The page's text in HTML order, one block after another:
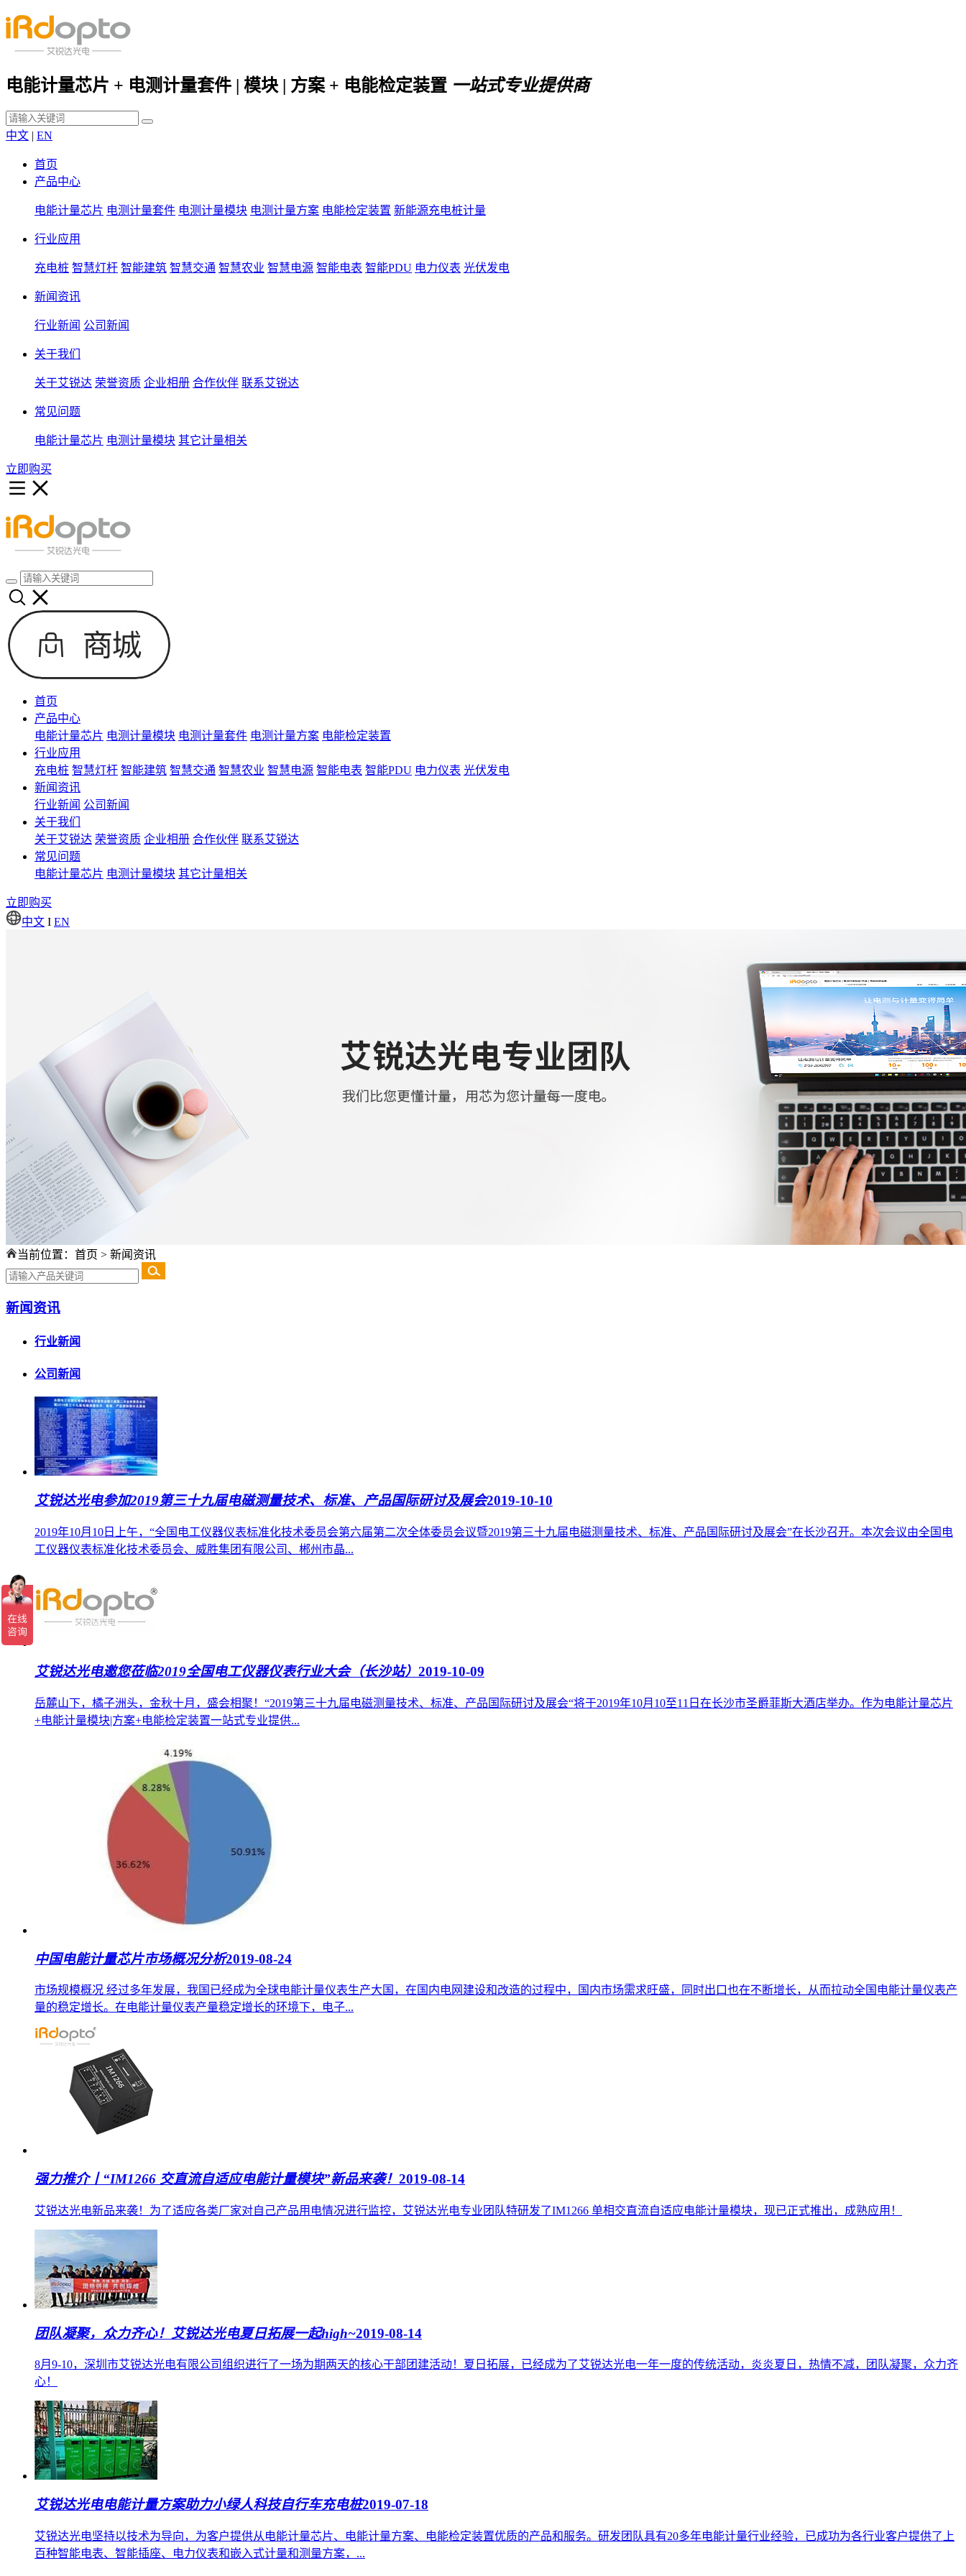
电能计量芯片 + 电测计量套件 | 模块 | 方案 + 电能检定装置 一站式专业提供商
中文 | EN
首页
产品中心
电能计量芯片 电测计量套件 电测计量模块 电测计量方案 电能检定装置 新能源充电桩计量
行业应用
充电桩 智慧灯杆 智能建筑 智慧交通 智慧农业 智慧电源 智能电表 智能PDU 电力仪表 光伏发电
新闻资讯
行业新闻 公司新闻
关于我们
关于艾锐达 荣誉资质 企业相册 合作伙伴 联系艾锐达
常见问题
电能计量芯片 电测计量模块 其它计量相关
立即购买
首页
产品中心
电能计量芯片 电测计量模块 电测计量套件 电测计量方案 电能检定装置
行业应用
充电桩 智慧灯杆 智能建筑 智慧交通 智慧农业 智慧电源 智能电表 智能PDU 电力仪表 光伏发电
新闻资讯
行业新闻 公司新闻
关于我们
关于艾锐达 荣誉资质 企业相册 合作伙伴 联系艾锐达
常见问题
电能计量芯片 电测计量模块 其它计量相关
立即购买
中文 I EN
当前位置： 首页 > 新闻资讯
新闻资讯
行业新闻
公司新闻
艾锐达光电参加2019第三十九届电磁测量技术、标准、产品国际研讨及展会2019-10-10
2019年10月10日上午，“全国电工仪器仪表标准化技术委员会第六届第二次全体委员会议暨2019第三十九届电磁测量技术、标准、产品国际研讨及展会”在长沙召开。本次会议由全国电
工仪器仪表标准化技术委员会、威胜集团有限公司、郴州市晶...
艾锐达光电邀您莅临2019全国电工仪器仪表行业大会（长沙站） 2019-10-09
岳麓山下，橘子洲头，金秋十月，盛会相聚！“2019第三十九届电磁测量技术、标准、产品国际研讨及展会“将于2019年10月10至11日在长沙市圣爵菲斯大酒店举办。作为电能计量芯片
+电能计量模块|方案+电能检定装置一站式专业提供...
中国电能计量芯片市场概况分析2019-08-24
市场规模概况 经过多年发展，我国已经成为全球电能计量仪表生产大国，在国内电网建设和改造的过程中，国内市场需求旺盛，同时出口也在不断增长，从而拉动全国电能计量仪表产
量的稳定增长。在电能计量仪表产量稳定增长的环境下，电子...
强力推介丨“IM1266 交直流自适应电能计量模块”新品来袭！ 2019-08-14
艾锐达光电新品来袭！为了适应各类厂家对自己产品用电情况进行监控，艾锐达光电专业团队特研发了IM1266 单相交直流自适应电能计量模块，现已正式推出，成熟应用！
团队凝聚，众力齐心！艾锐达光电夏日拓展一起high~2019-08-14
8月9-10，深圳市艾锐达光电有限公司组织进行了一场为期两天的核心干部团建活动！夏日拓展，已经成为了艾锐达光电一年一度的传统活动，炎炎夏日，热情不减，团队凝聚，众力齐
心！
艾锐达光电电能计量方案助力小绿人科技自行车充电桩2019-07-18
艾锐达光电坚持以技术为导向，为客户提供从电能计量芯片、电能计量方案、电能检定装置优质的产品和服务。研发团队具有20多年电能计量行业经验，已成功为各行业客户提供了上
百种智能电表、智能插座、电力仪表和嵌入式计量和测量方案，...